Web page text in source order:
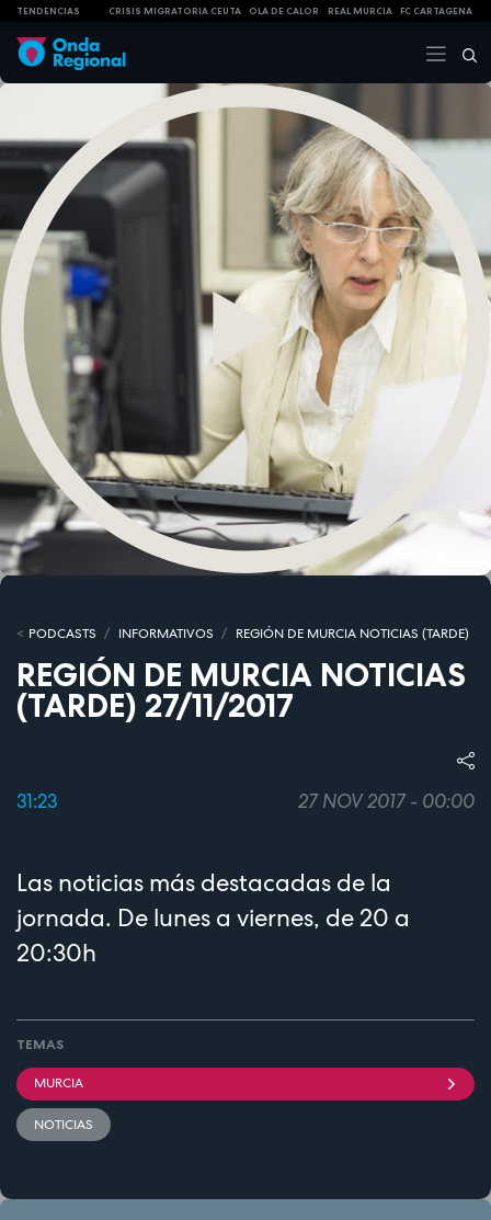
TENDENCIAS CRISIS MIGRATORIA CEUTA OLA DE CALOR REAL MURCIA FC CARTAGENA
PODCASTS INFORMATIVOS REGIÓN DE MURCIA NOTICIAS (TARDE)
REGIÓN DE MURCIA NOTICIAS
(TARDE) 27/11/2017
31:23 27 NOV 2017 - 00:00
Las noticias más destacadas de la
jornada. De lunes a viernes, de 20 a
20:30h
TEMAS
MURCIA
NOTICIAS